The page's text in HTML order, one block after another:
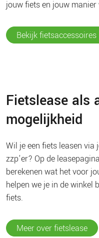
jouw fiets en jouw manier
Bekijk fietsaccessoires
Fietslease als
mogelijkheid
Wil je een fiets leasen via
zzp’er? Op de
berekenen wat het voor
helpen we je in de winkel
fiets.
Meer over fietslease